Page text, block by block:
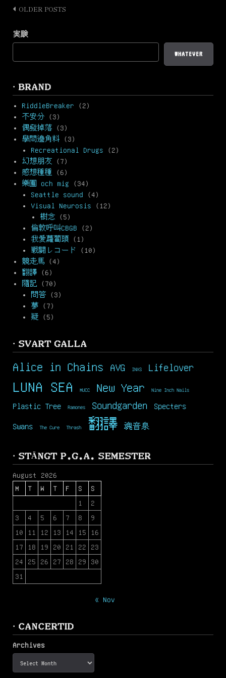
Posts
OLDER POSTS
実験
WHATEVER
· BRAND
RiddleBreaker (2)
不安分 (3)
偶發掉落 (3)
學問邊角料 (3)
Recreational Drugs (2)
幻想朋友 (7)
感想種種 (6)
樂團 och mig (34)
Seattle sound (4)
Visual Neurosis (12)
樹念 (5)
倫敦呼叫CBGB (2)
我愛蘿蔔頭 (1)
戦闘レコード
(10)
競走馬 (4)
翻譯 (6)
隨記 (70)
問答 (3)
夢 (7)
疑 (5)
· SVART GALLA
Alice in Chains AVG INXS Lifelover
LUNA SEA MUCC New Year Nine Inch Nails
Plastic Tree Ramones Soundgarden Specters
Swans The Cure Thrash 翻譯 魂音泉
· STÄNGT P.G.A. SEMESTER
August 2026
M
T W T F S
S
1
2
3
4 5 6 7 8
9
10
11 12 13 14 15
16
17
18 19 20 21 22
23
24
25 26 27 28 29
30
31
« Nov
· CANCERTID
Archives